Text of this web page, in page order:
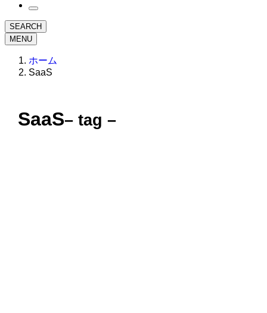
SEARCH
MENU
ホーム
SaaS
SaaS– tag –